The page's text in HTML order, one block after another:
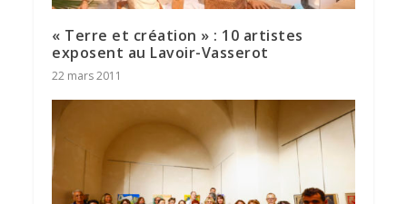
« Terre et création » : 10 artistes
exposent au Lavoir-Vasserot
22 mars 2011